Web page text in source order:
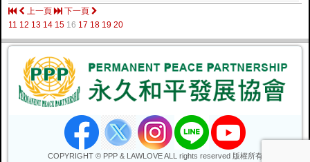
上一頁
下一頁
11 12 13 14 15 16 17 18 19 20
COPYRIGHT © PPP & LAWLOVE ALL rights reserved 版權所有